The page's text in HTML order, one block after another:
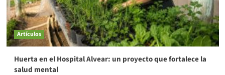
Artículos
Huerta en el Hospital Alvear: un proyecto que fortalece la
salud mental